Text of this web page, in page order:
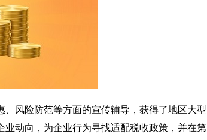
风险防范等方面的宣传辅导，获得了地区大型
动向，为企业行为寻找适配税收政策，并在第